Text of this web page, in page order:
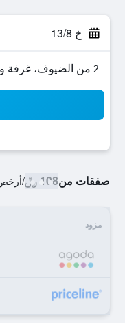
خ 13/8
2 من الضيوف، غرفة واحدة
صفقات من108 ﷼ /أرخص
مزود